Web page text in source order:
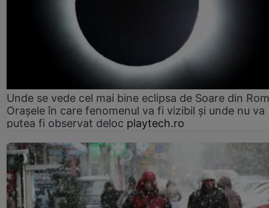
Unde se vede cel mai bine eclipsa de Soare din
Orașele în care fenomenul va fi vizibil și unde nu va
putea fi observat deloc playtech.ro